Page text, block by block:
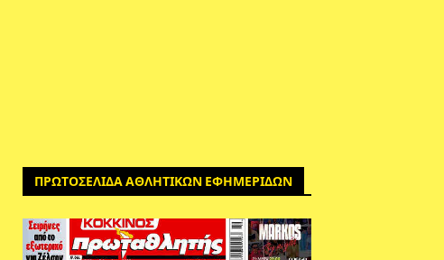
ΠΡΩΤΟΣΕΛΙΔΑ ΑΘΛΗΤΙΚΩΝ ΕΦΗΜΕΡΙΔΩΝ